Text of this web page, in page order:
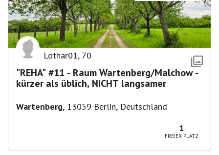
Lothar01, 70
"REHA" #11 - Raum Wartenberg/Malchow -
kürzer als üblich, NICHT langsamer
Wartenberg, 13059 Berlin, Deutschland
1
FREIER PLATZ